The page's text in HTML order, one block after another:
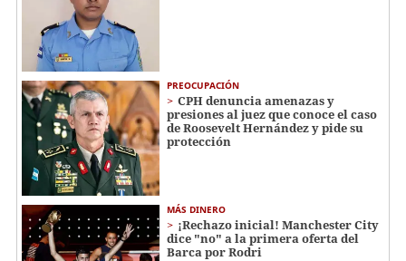
PREOCUPACIÓN
CPH denuncia amenazas y
presiones al juez que conoce el caso
de Roosevelt Hernández y pide su
protección
MÁS DINERO
¡Rechazo inicial! Manchester City
dice "no" a la primera oferta del
Barca por Rodri